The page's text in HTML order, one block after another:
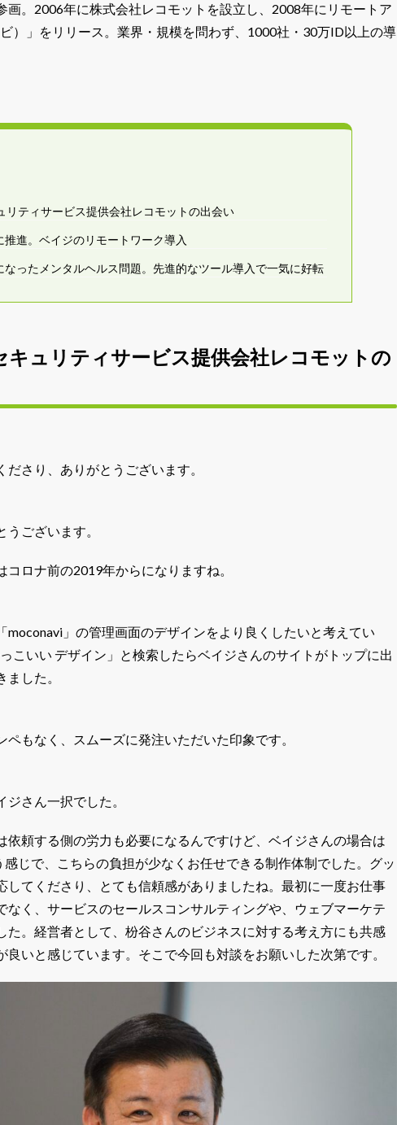
画。2006年に株式会社レコモットを設立し、2008年にリモートア
）」をリリース。業界・規模を問わず、1000社・30万ID以上の導
リティサービス提供会社レコモットの出会い
進。ベイジのリモートワーク導入
なったメンタルヘルス問題。先進的なツール導入で一気に好転
ュリティサービス提供会社レコモットの
さり、ありがとうございます。
ございます。
ロナ前の2019年からになりますね。
moconavi」の管理画面のデザインをより良くしたいと考えてい
こいい デザイン」と検索したらベイジさんのサイトがトップに出
した。
もなく、スムーズに発注いただいた印象です。
さん一択でした。
依頼する側の労力も必要になるんですけど、ベイジさんの場合は
感じで、こちらの負担が少なくお任せできる制作体制でした。グッ
してくださり、とても信頼感がありましたね。最初に一度お仕事
なく、サービスのセールスコンサルティングや、ウェブマーケテ
た。経営者として、枌谷さんのビジネスに対する考え方にも共感
いと感じています。そこで今回も対談をお願いした次第です。